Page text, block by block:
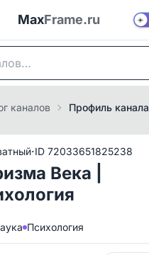
MaxFrame.ru ☀️
каналов Профиль канала
·ID 72033651825238
Века |
Психология